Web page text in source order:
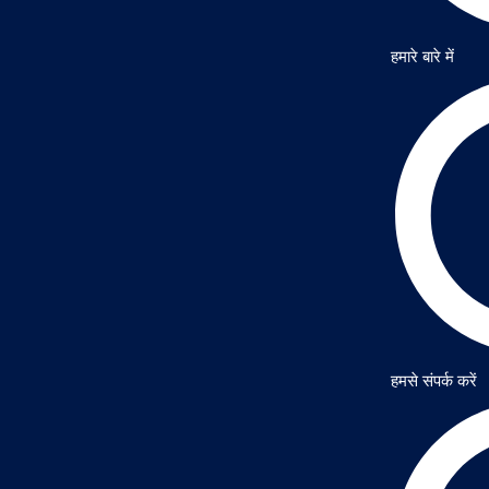
हमारे बारे में
हमसे संपर्क करें